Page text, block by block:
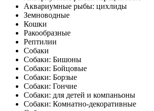
Аквариумные рыбы: цихлиды
Земноводные
Кошки
Ракообразные
Рептилии
Собаки
Собаки: Бишоны
Собаки: Бойцовые
Собаки: Борзые
Собаки: Гончие
Собаки: для детей и компаньоны
Собаки: Комнатно-декоративные